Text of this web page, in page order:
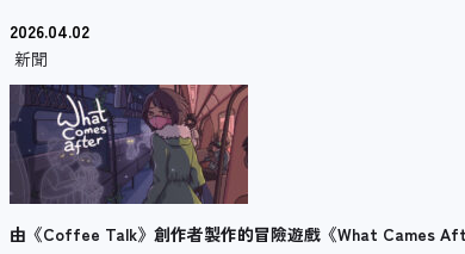
2026.04.02
新聞
由《Coffee Talk》創作者製作的冒險遊戲《What Cames